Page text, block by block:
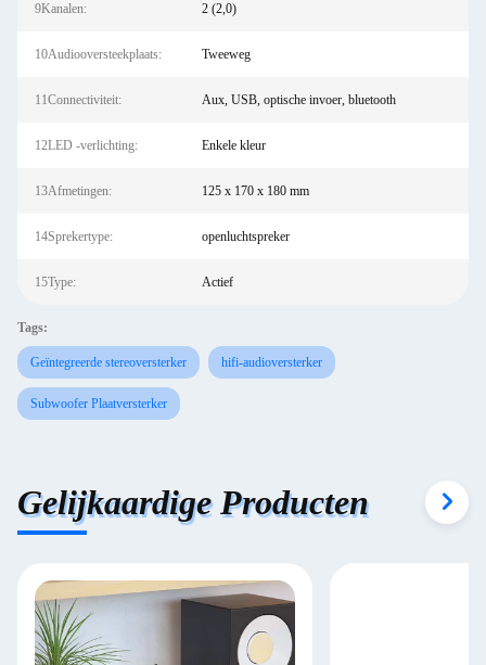
9Kanalen: 2 (2,0)
10Audiooversteekplaats: Tweeweg
11Connectiviteit: Aux, USB, optische invoer, bluetooth
12LED -verlichting: Enkele kleur
13Afmetingen: 125 x 170 x 180 mm
14Sprekertype: openluchtspreker
15Type: Actief
Tags:
Geïntegreerde stereoversterker hifi-audioversterker
Subwoofer Plaatversterker
Gelijkaardige Producten